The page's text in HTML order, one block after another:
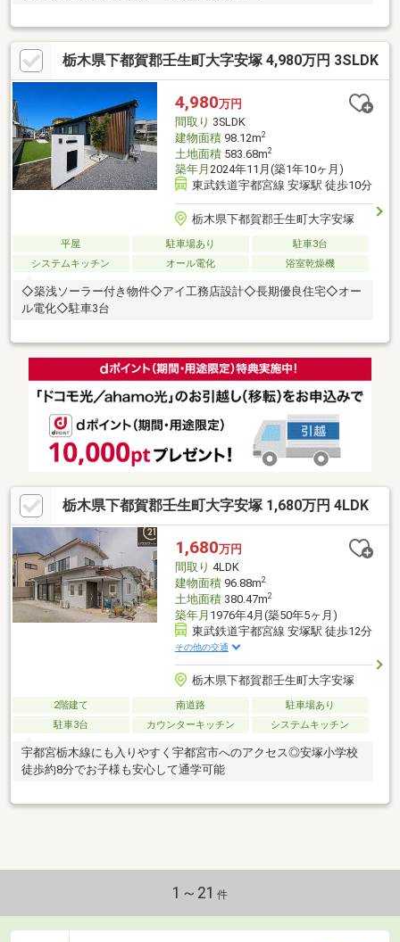
栃木県下都賀郡壬生町大字安塚 4,980万円 3SLDK
4,980万円
間取り 3SLDK
建物面積98.12m2
土地面積583.68m2
築年月 2024年11月(築1年10ヶ月)
東武鉄道宇都宮線 安塚駅 徒歩10分
栃木県下都賀郡壬生町大字安塚
平屋 駐車場あり
駐車3台
システムキッチン
オール電化 浴室乾燥機
◇築浅ソーラー付き物件◇アイ工務店設計◇長期優良住宅◇オー
ル電化◇駐車3台
栃木県下都賀郡壬生町大字安塚 1,680万円 4LDK
1,680万円
間取り 4LDK
建物面積96.88m2
土地面積380.47m2
築年月 1976年4月(築50年5ヶ月)
東武鉄道宇都宮線 安塚駅 徒歩12分
その他の交通
栃木県下都賀郡壬生町大字安塚
2階建て 南道路
駐車場あり
駐車3台
カウンターキッチン システムキッチン
宇都宮栃木線にも入りやすく宇都宮市へのアクセス◎安塚小学校
徒歩約8分でお子様も安心して通学可能
1～21 件